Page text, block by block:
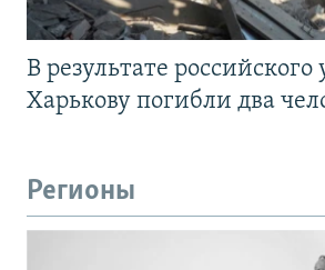
В результате российского
Харькову погибли два
Регионы